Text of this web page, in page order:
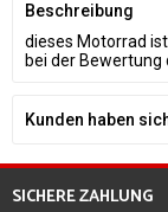
Beschreibung
dieses Motorrad
bei der Bewertung
Kunden haben
SICHERE ZAHLUNG